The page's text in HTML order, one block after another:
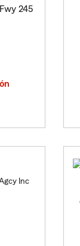
245
Inc